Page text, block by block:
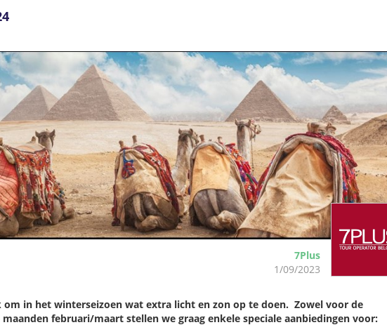
7Plus
1/09/2023
om in het winterseizoen wat extra licht en zon op te doen. Zowel voor de
februari/maart stellen we graag enkele speciale aanbiedingen voor: